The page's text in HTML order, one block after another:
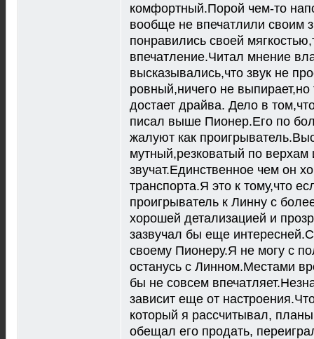
комфортный.Порой чем-то
вообще не впечатлили своим
понравились своей
впечатление.Читал мнение
высказывались,что звук не
ровный,ничего не
достает драйва. Дело в
писал выше Пионер.Его по
жалуют как
мутный,резковатый по
звучат.Единственное чем он
транспорта.Я это к тому,что
проигрыватель к Линну с
хорошей детализацией и
зазвучал бы еще
своему Пионеру.Я не могу с
останусь с Линном.Местами
бы не совсем
зависит еще от
который я рассчитывал,
обещал его продать,